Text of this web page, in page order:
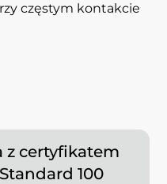
częstym kontakcie
z certyfikatem
100